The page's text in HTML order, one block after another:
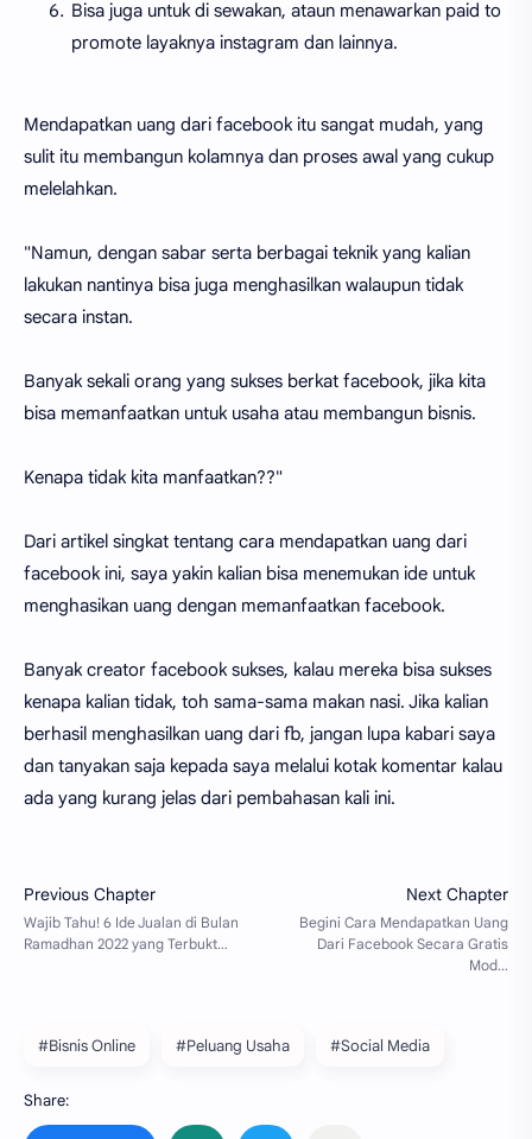
Bisa juga untuk di sewakan, ataun menawarkan paid to
promote layaknya instagram dan lainnya.
Mendapatkan uang dari facebook itu sangat mudah, yang
sulit itu membangun kolamnya dan proses awal yang cukup
melelahkan.
"Namun, dengan sabar serta berbagai teknik yang kalian
lakukan nantinya bisa juga menghasilkan walaupun tidak
secara instan.
Banyak sekali orang yang sukses berkat facebook, jika kita
bisa memanfaatkan untuk usaha atau membangun bisnis.
Kenapa tidak kita manfaatkan??"
Dari artikel singkat tentang cara mendapatkan uang dari
facebook ini, saya yakin kalian bisa menemukan ide untuk
menghasikan uang dengan memanfaatkan facebook.
Banyak creator facebook sukses, kalau mereka bisa sukses
kenapa kalian tidak, toh sama-sama makan nasi. Jika kalian
berhasil menghasilkan uang dari fb, jangan lupa kabari saya
dan tanyakan saja kepada saya melalui kotak komentar kalau
ada yang kurang jelas dari pembahasan kali ini.
#Bisnis Online #Peluang Usaha #Social Media